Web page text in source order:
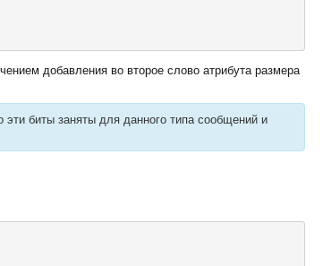
добавления во второе слово атрибута размера
эти биты заняты для данного типа сообщений и